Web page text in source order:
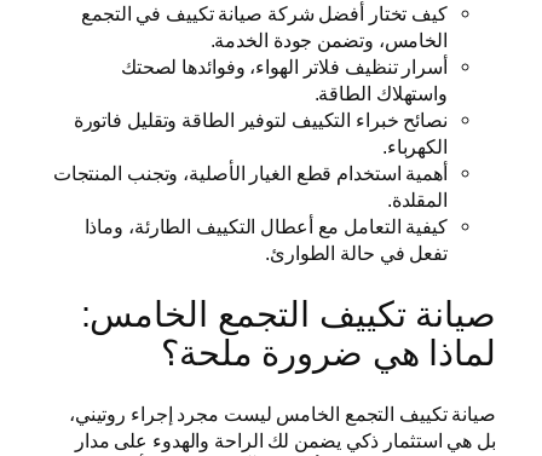
كيف تختار أفضل شركة صيانة تكييف في التجمع
الخامس، وتضمن جودة الخدمة.
أسرار تنظيف فلاتر الهواء، وفوائدها لصحتك
واستهلاك الطاقة.
نصائح خبراء التكييف لتوفير الطاقة وتقليل فاتورة
الكهرباء.
أهمية استخدام قطع الغيار الأصلية، وتجنب المنتجات
المقلدة.
كيفية التعامل مع أعطال التكييف الطارئة، وماذا
تفعل في حالة الطوارئ.
صيانة تكييف التجمع الخامس:
لماذا هي ضرورة ملحة؟
صيانة تكييف التجمع الخامس ليست مجرد إجراء روتيني،
بل هي استثمار ذكي يضمن لك الراحة والهدوء على مدار